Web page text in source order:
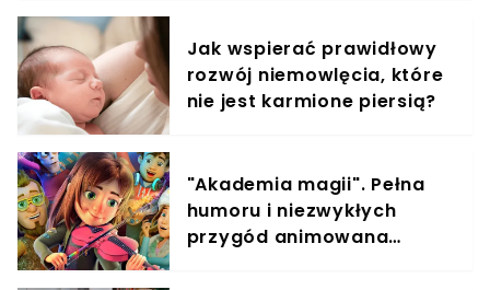
była w tym czasie w pracy. Dziewczyna nie
chciała zdradzić, z kim przebywała tamtego
wieczoru, ale prawdopodobnie była z nią grupa
osób, która także piła alkohol.
Jak wspierać prawidłowy
rozwój niemowlęcia, które
nie jest karmione piersią?
"Akademia magii". Pełna
humoru i niezwykłych
przygód animowana